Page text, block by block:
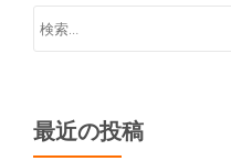
最近の投稿